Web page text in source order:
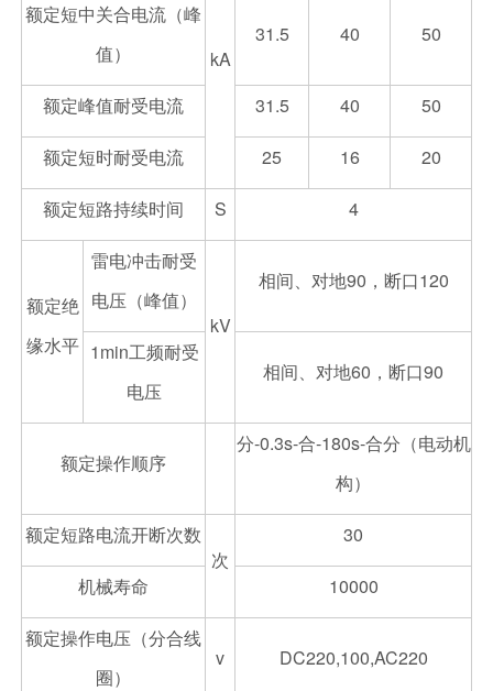
kA
额定短中关合电流（峰
值）
31.5 40 50
额定峰值耐受电流 31.5 40 50
额定短时耐受电流 25 16 20
额定短路持续时间 S 4
额定绝
缘水平
雷电冲击耐受
电压（峰值）
kV
相间、对地90，断口120
1min工频耐受
电压
相间、对地60，断口90
额定操作顺序
分-0.3s-合-180s-合分（电动机
构）
额定短路电流开断次数
次
30
机械寿命 10000
额定操作电压（分合线
圈）
v DC220,100,AC220